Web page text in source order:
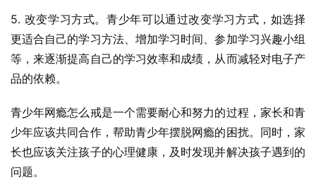
5. 改变学习方式。青少年可以通过改变学习方式，如选择
更适合自己的学习方法、增加学习时间、参加学习兴趣小组
等，来逐渐提高自己的学习效率和成绩，从而减轻对电子产
品的依赖。
青少年网瘾怎么戒是一个需要耐心和努力的过程，家长和青
少年应该共同合作，帮助青少年摆脱网瘾的困扰。同时，家
长也应该关注孩子的心理健康，及时发现并解决孩子遇到的
问题。